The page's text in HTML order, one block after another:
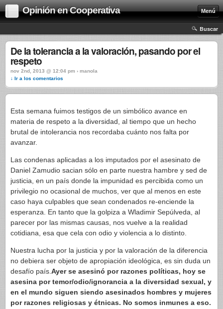
Opinión en Cooperativa Menú
Buscar
De la tolerancia a la valoración, pasando por el
respeto
nov 2nd, 2013 @ 12:04 pm › manola
↓ Ir a los comentarios
Esta semana fuimos testigos de un simbólico avance en
materia de respeto a la diversidad, al tiempo que un hecho
brutal de intolerancia nos recordaba cuánto nos falta por
avanzar.
Las condenas aplicadas a los imputados por el asesinato de
Daniel Zamudio sacian sólo en parte nuestra hambre y sed de
justicia, en un país donde la impunidad es percibida como un
privilegio no ocasional de muchos, ver que al menos en este
caso haya culpables que sean condenados re-enciende la
esperanza. En tanto que la golpiza a Wladimir Sepúlveda, al
parecer por las mismas causas, nos vuelve a la realidad
cotidiana, esa que cela con odio y violencia a lo distinto.
Nuestra lucha por la justicia y por la valoración de la diferencia
no debiera ser objeto de apropiación ideológica, es sin duda un
desafío país. Ayer se asesinó por razones políticas, hoy se
asesina por temor/odio/ignorancia a la diversidad sexual, y
en el mundo siguen siendo asesinados hombres y mujeres
por razones religiosas y étnicas. No somos inmunes a eso.